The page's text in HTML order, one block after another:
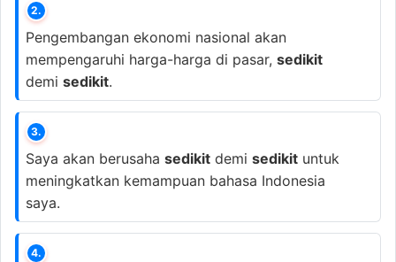
2.
Pengembangan ekonomi nasional akan
mempengaruhi harga-harga di pasar, sedikit
demi sedikit.
3.
Saya akan berusaha sedikit demi sedikit untuk
meningkatkan kemampuan bahasa Indonesia
saya.
4.